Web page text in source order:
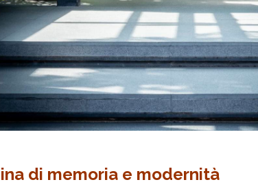
di memoria e modernità